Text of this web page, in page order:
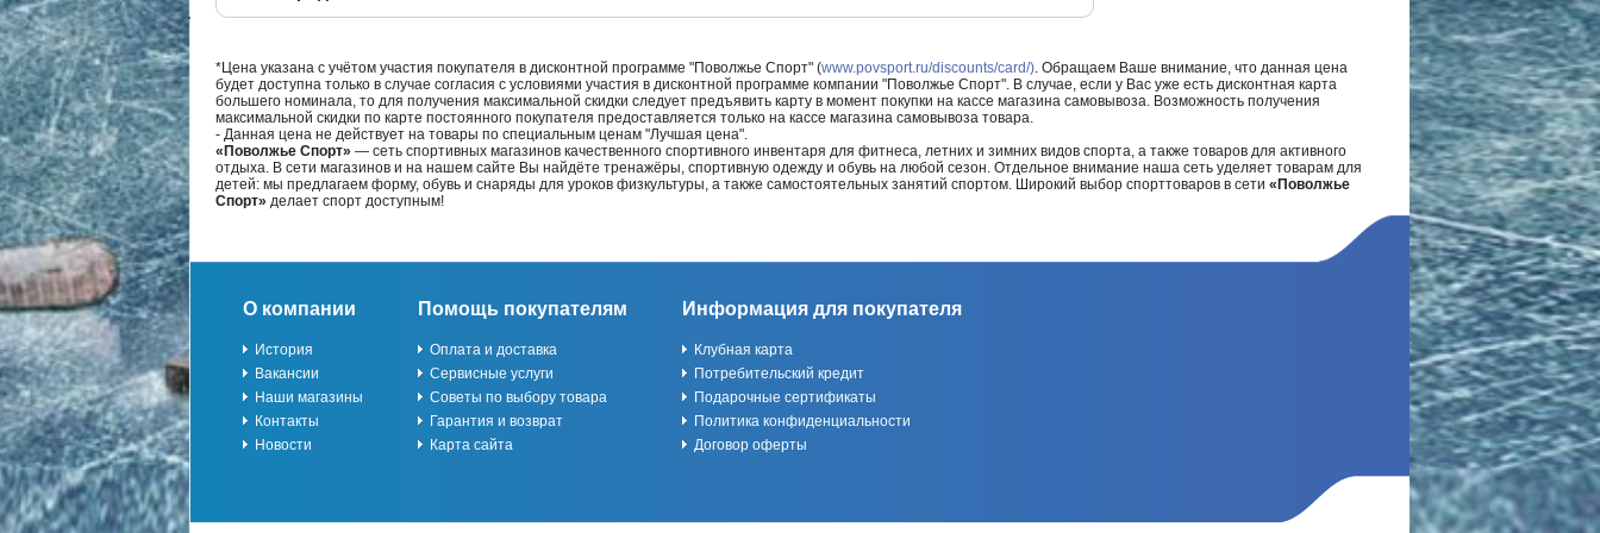
*Цена указана с учётом участия покупателя в дисконтной программе "Поволжье Спорт" (www.povsport.ru/discounts/card/). Обращаем Ваше внимание, что данная цена
будет доступна только в случае согласия с условиями участия в дисконтной программе компании "Поволжье Спорт". В случае, если у Вас уже есть дисконтная карта
большего номинала, то для получения максимальной скидки следует предъявить карту в момент покупки на кассе магазина самовывоза. Возможность получения
максимальной скидки по карте постоянного покупателя предоставляется только на кассе магазина самовывоза товара.
- Данная цена не действует на товары по специальным ценам "Лучшая цена".
«Поволжье Спорт» — сеть спортивных магазинов качественного спортивного инвентаря для фитнеса, летних и зимних видов спорта, а также товаров для активного
отдыха. В сети магазинов и на нашем сайте Вы найдёте тренажёры, спортивную одежду и обувь на любой сезон. Отдельное внимание наша сеть уделяет товарам для
детей: мы предлагаем форму, обувь и снаряды для уроков физкультуры, а также самостоятельных занятий спортом. Широкий выбор спорттоваров в сети «Поволжье
Спорт» делает спорт доступным!
О компании
История
Вакансии
Наши магазины
Контакты
Новости
Помощь покупателям
Оплата и доставка
Сервисные услуги
Советы по выбору товара
Гарантия и возврат
Карта сайта
Информация для покупателя
Клубная карта
Потребительский кредит
Подарочные сертификаты
Политика конфиденциальности
Договор оферты